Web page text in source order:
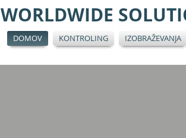
WORLDWIDE
DOMOV KONTROLING IZOBRAŽEVANJA